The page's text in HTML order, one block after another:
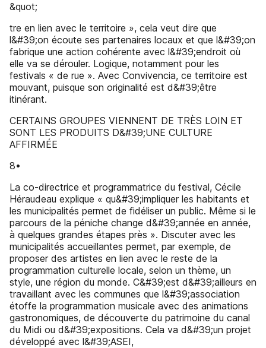
&quot;
tre en lien avec le territoire », cela veut dire que
l&#39;on écoute ses partenaires locaux et que l&#39;on
fabrique une action cohérente avec l&#39;endroit où
elle va se dérouler. Logique, notamment pour les
festivals « de rue ». Avec Convivencia, ce territoire est
mouvant, puisque son originalité est d&#39;être
itinérant.
CERTAINS GROUPES VIENNENT DE TRÈS LOIN ET
SONT LES PRODUITS D&#39;UNE CULTURE
AFFIRMÉE
8•
La co-directrice et programmatrice du festival, Cécile
Héraudeau explique « qu&#39;impliquer les habitants et
les municipalités permet de fidéliser un public. Même si le
parcours de la péniche change d&#39;année en année,
à quelques grandes étapes près ». Discuter avec les
municipalités accueillantes permet, par exemple, de
proposer des artistes en lien avec le reste de la
programmation culturelle locale, selon un thème, un
style, une région du monde. C&#39;est d&#39;ailleurs en
travaillant avec les communes que l&#39;association
étoffe la programmation musicale avec des animations
gastronomiques, de découverte du patrimoine du canal
du Midi ou d&#39;expositions. Cela va d&#39;un projet
développé avec l&#39;ASEI,